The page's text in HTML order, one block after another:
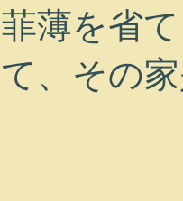
薄を省
、その